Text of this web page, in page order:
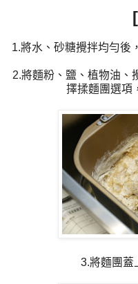
1.將水、砂糖攪拌均勻後
2.將麵粉、鹽、植物油、
擇揉麵團選項
3.將麵團蓋